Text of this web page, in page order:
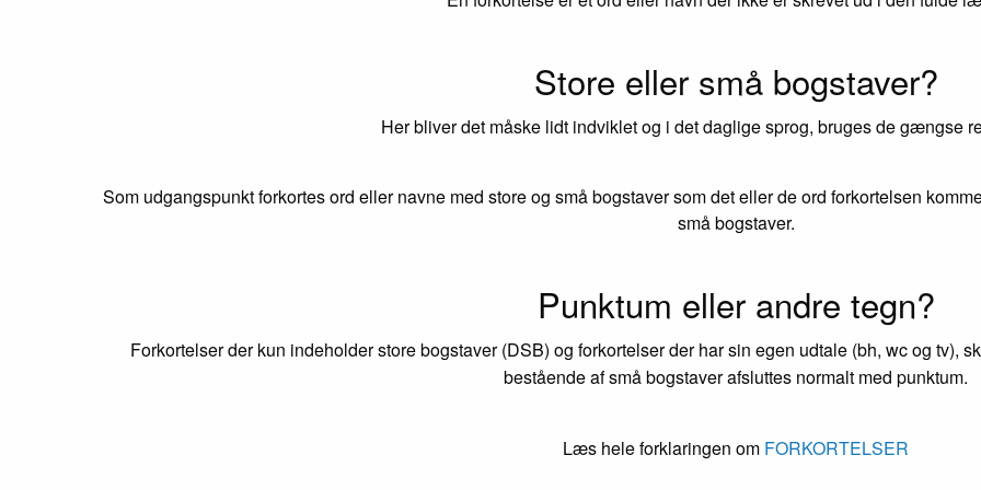
Store eller små bogstaver?
Her bliver det måske lidt indviklet og i det daglige sprog, bruges de gængse
Som udgangspunkt forkortes ord eller navne med store og små bogstaver som det eller de ord forkortelsen
små bogstaver.
Punktum eller andre tegn?
Forkortelser der kun indeholder store bogstaver (DSB) og forkortelser der har sin egen udtale (bh, wc og tv),
bestående af små bogstaver afsluttes normalt med punktum.
Læs hele forklaringen om FORKORTELSER